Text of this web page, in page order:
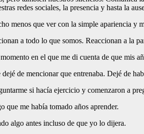
redes sociales, la presencia y hasta la
menos que ver con la simple apariencia y
a todo lo que somos. Reaccionan a la
en el que me di cuenta de que mis
de mencionar que entrenaba. Dejé de
si hacía ejercicio y comenzaron a
que me había tomado años aprender.
algo antes incluso de que yo lo dijera.